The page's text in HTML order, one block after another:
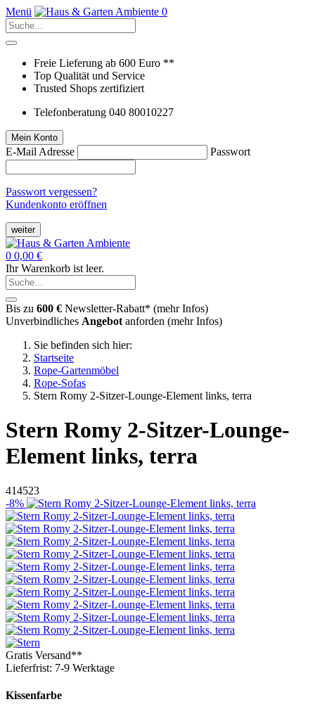
Menü 0
Freie Lieferung ab 600 Euro **
Top Qualität und Service
Trusted Shops zertifiziert
Telefonberatung 040 80010227
Mein Konto
E-Mail Adresse Passwort
Passwort vergessen?
Kundenkonto eröffnen
weiter
0 0,00 €
Ihr Warenkorb ist leer.
Bis zu 600 € Newsletter-Rabatt* (mehr Infos)
Unverbindliches Angebot anforden (mehr Infos)
Sie befinden sich hier:
Startseite
Rope-Gartenmöbel
Rope-Sofas
Stern Romy 2-Sitzer-Lounge-Element links, terra
Stern Romy 2-Sitzer-Lounge-
Element links, terra
414523
-8%
Gratis Versand**
Lieferfrist: 7-9 Werktage
Kissenfarbe